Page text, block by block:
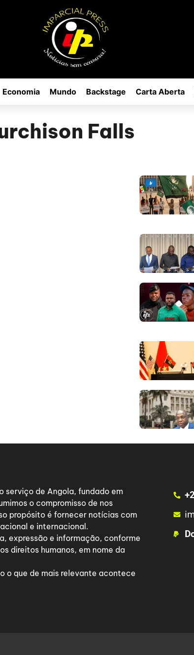
Economia Mundo Backstage Carta Aberta
Falls
serviço de Angola, fundado em
o compromisso de nos
propósito é fornecer notícias com
e internacional.
expressão e informação, conforme
direitos humanos, em nome da
o que de mais relevante acontece